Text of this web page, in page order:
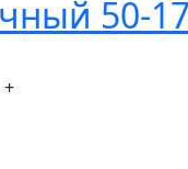
50-
+